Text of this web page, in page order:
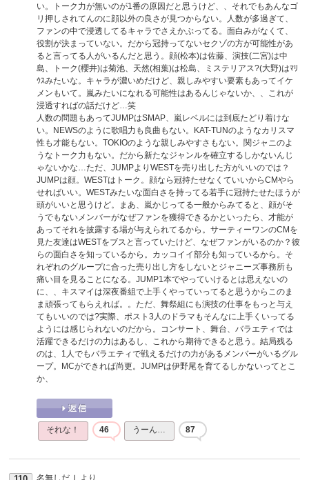
い。トーク力が無いのが1番の原因だと思うけど、、それでもあんなゴ
リ押しされてんのに顔以外の良さが見つからない。人数が多過ぎて、
ファンの中で浸透してるキャラでさえかぶってる。面白みがなくて、
役割が決まっていない。だから冠持ってないセクゾの方が可能性があ
ると言ってる人がいるんだと思う。顔(松本)は佐藤、演技(二宮)は中
島、トーク(櫻井)は菊池、天然(相葉)は松島、ミステリアス?(大野)はﾏﾘ
ｳｽみたいな。キャラが濃いめだけど、親しみやすい要素もあってイケ
メンもいて。嵐みたいになれる可能性はあるんじゃないか、、これが
浸透すればの話だけど…笑
人数の問題もあってJUMPはSMAP、嵐レベルには到底たどり着けな
い。NEWSのように歌唱力も良曲もない。KAT-TUNのようなカリスマ
性も才能もない。TOKIOのような親しみやすさもない。関ジャニのよ
うなトーク力もない。だから新たなジャンルを確立するしかないんじ
ゃないかな…ただ、JUMPよりWESTを売り出した方がいいのでは？
JUMPは顔。WESTはトーク。顔なら冠持たせなくていいからCMやら
せればいい。WESTみたいな面白さを持ってる若手に冠持たせたほうが
頭がいいと思うけど。まあ、嵐かじってる一般からみてると、顔がそ
うでもないメンバーがなぜファンを獲得できるかといったら、才能が
あってそれを披露する場が与えられてるから。サーティーワンのCMを
見た友達はWESTをブスと言っていたけど、なぜファンがいるのか？彼
らの面白さを知っているから。カッコイイ部分も知っているから。そ
れぞれのグループに合った売り出し方をしないとジャニーズ事務所も
痛い目を見ることになる。JUMP1本でやっていけるとは思えないの
に、、キスマイは深夜番組で上手くやっていってると思うからこのま
ま頑張ってもらえれば。。ただ、舞祭組にも演技の仕事をもっと与え
てもいいのでは?実際、ポスト3人のドラマもそんなに上手くいってる
ようには感じられないのだから。コンサート、舞台、バラエティでは
活躍できるだけの力はあるし、これから期待できると思う。結局残る
のは、1人でもバラエティで戦えるだけの力があるメンバーがいるグル
ープ。MCができれば尚更。JUMPは伊野尾を育てるしかないってとこ
か、
それな！ 46 うーん… 87
名無しだＪ より